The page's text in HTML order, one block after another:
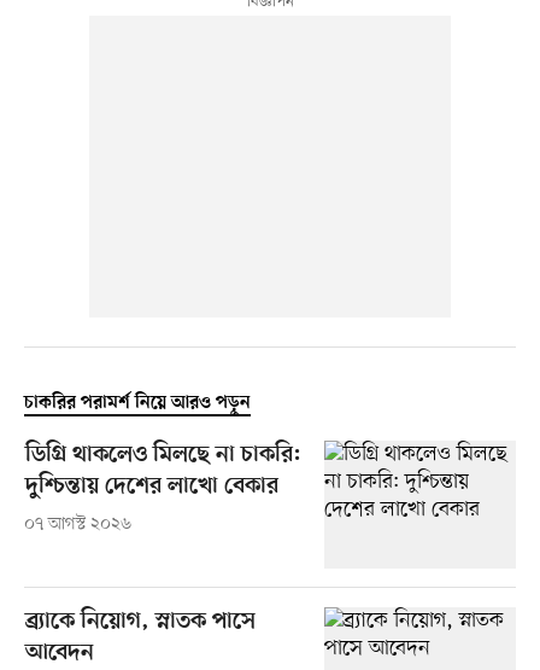
চাকরির পরামর্শ নিয়ে আরও পড়ুন
ডিগ্রি থাকলেও মিলছে না চাকরি:
দুশ্চিন্তায় দেশের লাখো বেকার
০৭ আগস্ট ২০২৬
ব্র্যাকে নিয়োগ, স্নাতক পাসে
আবেদন